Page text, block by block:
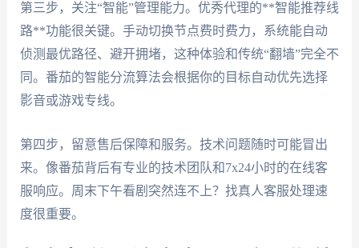
第三步，关注“智能”管理能力。优秀代理的**智能推荐线
路**功能很关键。手动切换节点费时费力，系统能自动
侦测最优路径、避开拥堵，这种体验和传统“翻墙”完全不
同。番茄的智能分流算法会根据你的目标自动优先选择
影音或游戏专线。
第四步，留意售后保障和服务。技术问题随时可能冒出
来。像番茄背后有专业的技术团队和7x24小时的在线客
服响应。周末下午看剧突然连不上？找真人客服处理速
度很重要。